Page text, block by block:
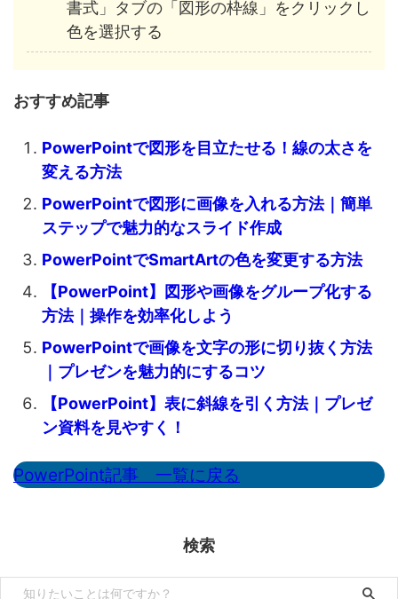
書式」タブの「図形の枠線」をクリックし
色を選択する
おすすめ記事
PowerPointで図形を目立たせる！線の太さを
変える方法
PowerPointで図形に画像を入れる方法｜簡単
ステップで魅力的なスライド作成
PowerPointでSmartArtの色を変更する方法
【PowerPoint】図形や画像をグループ化する
方法｜操作を効率化しよう
PowerPointで画像を文字の形に切り抜く方法
｜プレゼンを魅力的にするコツ
【PowerPoint】表に斜線を引く方法｜プレゼ
ン資料を見やすく！
PowerPoint記事 一覧に戻る
検索